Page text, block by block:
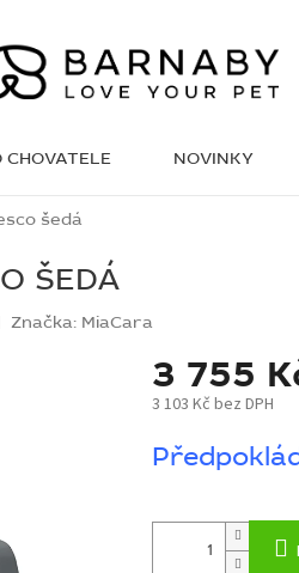
CHOVATELE NOVINKY
WISH LIST
šedá
ŠEDÁ
Značka: MiaCara
3 755
3 103 Kč bez DPH
cena: